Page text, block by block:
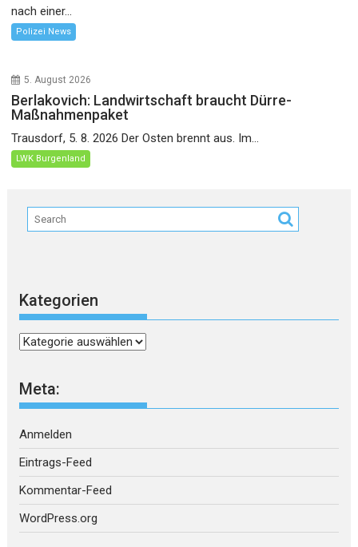
nach einer...
Polizei News
5. August 2026
Berlakovich: Landwirtschaft braucht Dürre-
Maßnahmenpaket
Trausdorf, 5. 8. 2026 Der Osten brennt aus. Im...
LWK Burgenland
Kategorien
Kategorien
Meta:
Anmelden
Eintrags-Feed
Kommentar-Feed
WordPress.org